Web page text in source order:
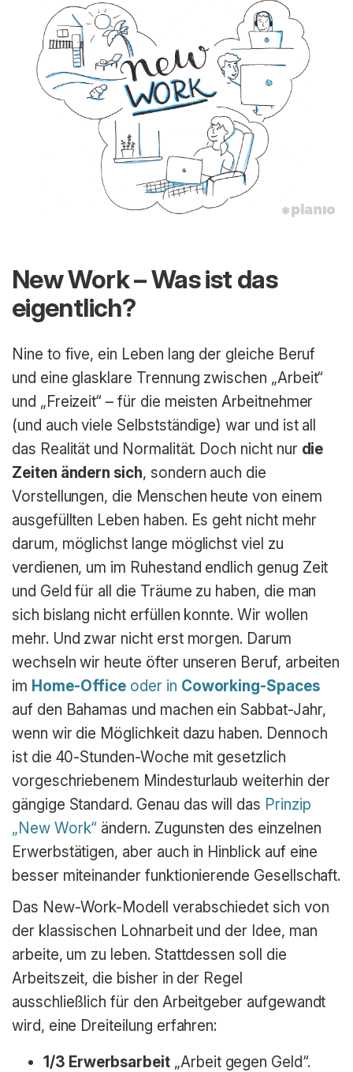
New Work – Was ist das
eigentlich?
Nine to five, ein Leben lang der gleiche Beruf
und eine glasklare Trennung zwischen „Arbeit“
und „Freizeit“ – für die meisten Arbeitnehmer
(und auch viele Selbstständige) war und ist all
das Realität und Normalität. Doch nicht nur die
Zeiten ändern sich, sondern auch die
Vorstellungen, die Menschen heute von einem
ausgefüllten Leben haben. Es geht nicht mehr
darum, möglichst lange möglichst viel zu
verdienen, um im Ruhestand endlich genug Zeit
und Geld für all die Träume zu haben, die man
sich bislang nicht erfüllen konnte. Wir wollen
mehr. Und zwar nicht erst morgen. Darum
wechseln wir heute öfter unseren Beruf, arbeiten
im Home-Office oder in Coworking-Spaces
auf den Bahamas und machen ein Sabbat-Jahr,
wenn wir die Möglichkeit dazu haben. Dennoch
ist die 40-Stunden-Woche mit gesetzlich
vorgeschriebenem Mindesturlaub weiterhin der
gängige Standard. Genau das will das Prinzip
„New Work“ ändern. Zugunsten des einzelnen
Erwerbstätigen, aber auch in Hinblick auf eine
besser miteinander funktionierende Gesellschaft.
Das New-Work-Modell verabschiedet sich von
der klassischen Lohnarbeit und der Idee, man
arbeite, um zu leben. Stattdessen soll die
Arbeitszeit, die bisher in der Regel
ausschließlich für den Arbeitgeber aufgewandt
wird, eine Dreiteilung erfahren:
1/3 Erwerbsarbeit „Arbeit gegen Geld“.